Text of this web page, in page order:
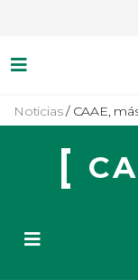
Noticias/ CAAE,